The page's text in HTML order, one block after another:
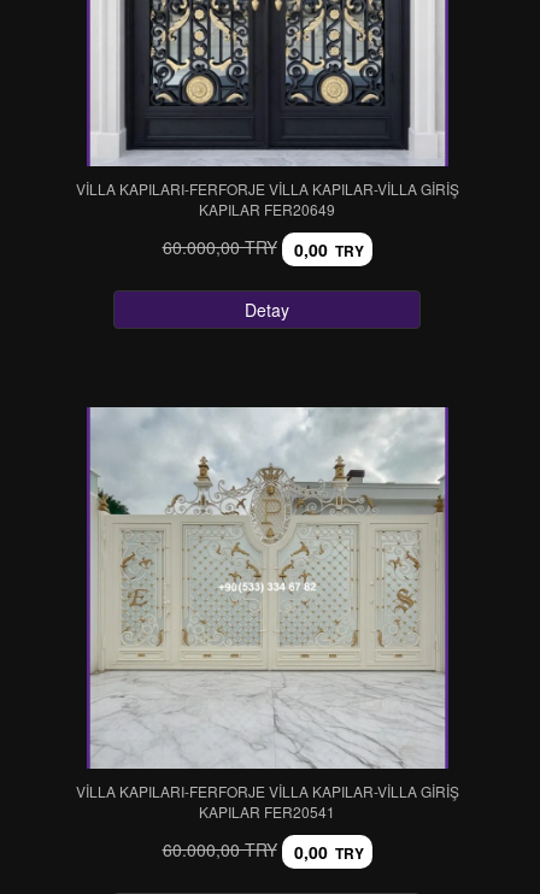
VİLLA KAPILARI-FERFORJE VİLLA KAPILAR-VİLLA GİRİŞ
KAPILAR FER20649
60.000,00 TRY 0,00 TRY
Detay
VİLLA KAPILARI-FERFORJE VİLLA KAPILAR-VİLLA GİRİŞ
KAPILAR FER20541
60.000,00 TRY 0,00 TRY